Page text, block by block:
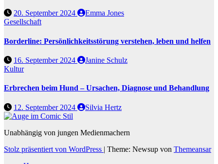
20. September 2024
Emma Jones
Gesellschaft
Borderline: Persönlichkeitsstörung verstehen, leben und helfen
16. September 2024
Janine Schulz
Kultur
Erbrechen beim Hund – Ursachen, Diagnose und Behandlung
12. September 2024 Silvia Hertz
Unabhängig von jungen Medienmachern
Stolz präsentiert von WordPress | Theme: Newsup von Themeansar